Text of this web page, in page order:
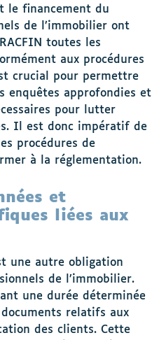
le financement du
de l’immobilier ont
toutes les
aux procédures
crucial pour permettre
enquêtes approfondies et
pour lutter
Il est donc impératif de
procédures de
à la réglementation.
et
liées aux
une autre obligation
de l’immobilier.
une durée déterminée
relatifs aux
des clients. Cette